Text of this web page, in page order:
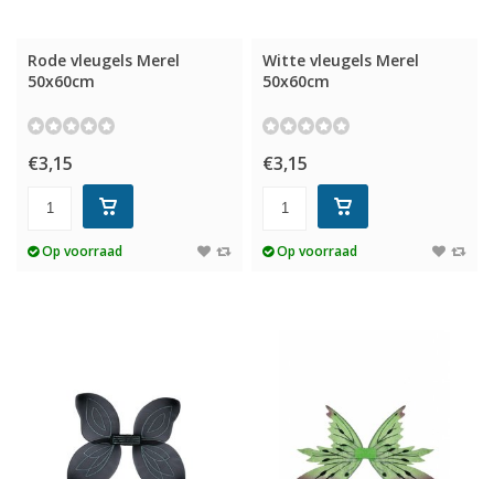
Rode vleugels Merel
50x60cm
€3,15
Op voorraad
Witte vleugels Merel
50x60cm
€3,15
Op voorraad